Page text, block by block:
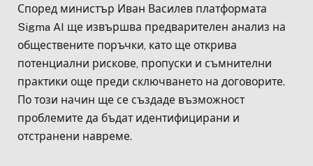
Според министър Иван Василев платформата
Sigma AI ще извършва предварителен анализ на
обществените поръчки, като ще открива
потенциални рискове, пропуски и съмнителни
практики още преди сключването на договорите.
По този начин ще се създаде възможност
проблемите да бъдат идентифицирани и
отстранени навреме.